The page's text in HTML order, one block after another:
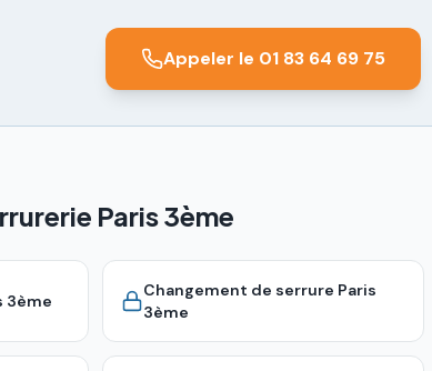
Appeler le 01 83 64 69 75
Paris 3ème
3ème
Changement de serrure Paris
3ème